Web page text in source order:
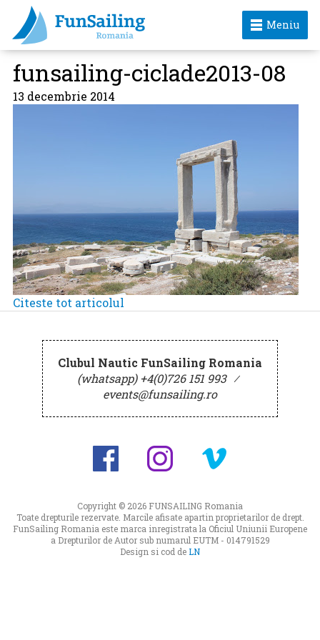
Meniu
funsailing-ciclade2013-08
13 decembrie 2014
Citeste tot articolul
Clubul Nautic FunSailing Romania
(whatsapp) +4(0)726 151 993 ⁄
events@funsailing.ro
Copyright © 2026 FUNSAILING Romania
Toate drepturile rezervate. Marcile afisate apartin proprietarilor de drept.
FunSailing Romania este marca inregistrata la Oficiul Uniunii Europene
a Drepturilor de Autor sub numarul EUTM - 014791529
Design si cod deLN